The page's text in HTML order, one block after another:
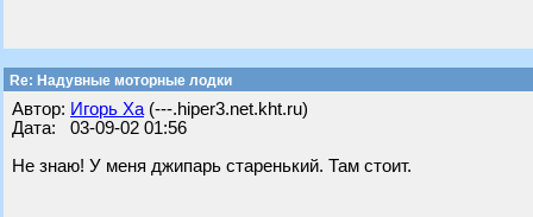
Re: Надувные моторные лодки
Автор: Игорь Ха (---.hiper3.net.kht.ru)
Дата: 03-09-02 01:56
Не знаю! У меня джипарь старенький. Там стоит.